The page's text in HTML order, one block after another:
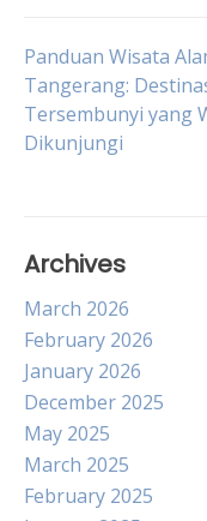
Post
Panduan Wisata
Tangerang:
Tersembunyi yang
Dikunjungi
Archives
March 2026
February 2026
January 2026
December 2025
May 2025
March 2025
February 2025